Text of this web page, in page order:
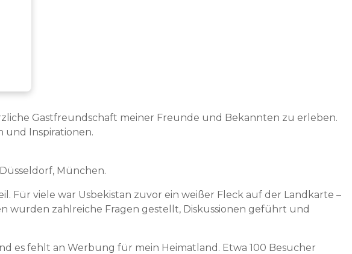
Gastfreundschaft meiner Freunde und Bekannten zu erleben.
und Inspirationen.
München.
viele war Usbekistan zuvor ein weißer Fleck auf der Landkarte –
wurden zahlreiche Fragen gestellt, Diskussionen geführt und
es fehlt an Werbung für mein Heimatland. Etwa 100 Besucher